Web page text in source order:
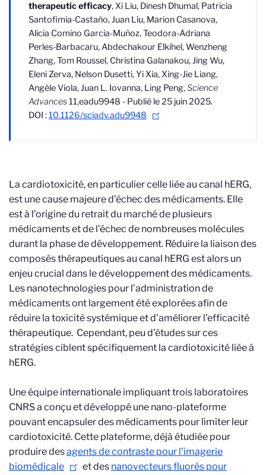
therapeutic efficacy, Xi Liu, Dinesh Dhumal, Patricia
Santofimia-Castaño, Juan Liu, Marion Casanova,
Alicia Comino Garcia-Muñoz, Teodora-Adriana
Perles-Barbacaru, Abdechakour Elkihel, Wenzheng
Zhang, Tom Roussel, Christina Galanakou, Jing Wu,
Eleni Zerva, Nelson Dusetti, Yi Xia, Xing-Jie Liang,
Angèle Viola, Juan L. Iovanna, Ling Peng,Science
Advances11,eadu9948 - Publié le 25 juin 2025.
DOI :10.1126/sciadv.adu9948
La cardiotoxicité, en particulier celle liée au canal hERG,
est une cause majeure d’échec des médicaments. Elle
est à l’origine du retrait du marché de plusieurs
médicaments et de l’échec de nombreuses molécules
durant la phase de développement. Réduire la liaison des
composés thérapeutiques au canal hERG est alors un
enjeu crucial dans le développement des médicaments.
Les nanotechnologies pour l’administration de
médicaments ont largement été explorées afin de
réduire la toxicité systémique et d’améliorer l’efficacité
thérapeutique. Cependant, peu d’études sur ces
stratégies ciblent spécifiquement la cardiotoxicité liée à
hERG.
Une équipe internationale impliquant trois laboratoires
CNRS a conçu et développé une nano-plateforme
pouvant encapsuler des médicaments pour limiter leur
cardiotoxicité. Cette plateforme, déjà étudiée pour
produire desagents de contraste pour l’imagerie
biomédicale
et des nanovecteurs fluorés pour